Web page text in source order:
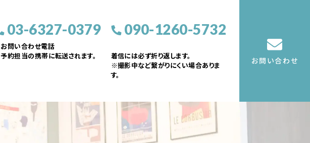
03-6327-0379
お問い合わせ電話
予約担当の携帯に転送されます。
090-1260-5732
着信には必ず折り返します。
※撮影中など繋がりにくい場合ありま
す。
お問い合わせ